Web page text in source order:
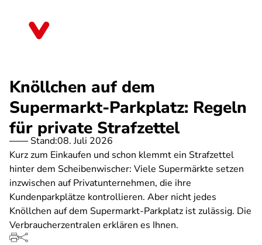
Knöllchen auf dem
Supermarkt-Parkplatz: Regeln
für private Strafzettel
Stand:08. Juli 2026
Kurz zum Einkaufen und schon klemmt ein Strafzettel
hinter dem Scheibenwischer: Viele Supermärkte setzen
inzwischen auf Privatunternehmen, die ihre
Kundenparkplätze kontrollieren. Aber nicht jedes
Knöllchen auf dem Supermarkt-Parkplatz ist zulässig. Die
Verbraucherzentralen erklären es Ihnen.